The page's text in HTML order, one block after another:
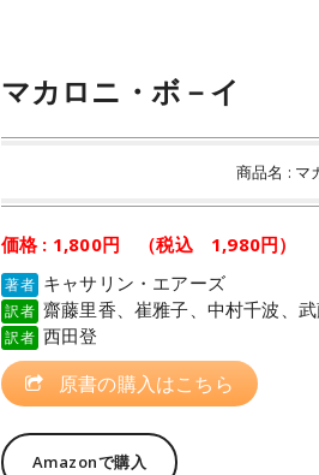
マカロニ・ボ－イ
商品名 : マ
価格 : 1,800円 （税込 1,980円）
著者 キャサリン・エアーズ
訳者 齋藤里香、崔雅子、中村千波、
訳者 西田登
原書の購入はこちら
Amazonで購入